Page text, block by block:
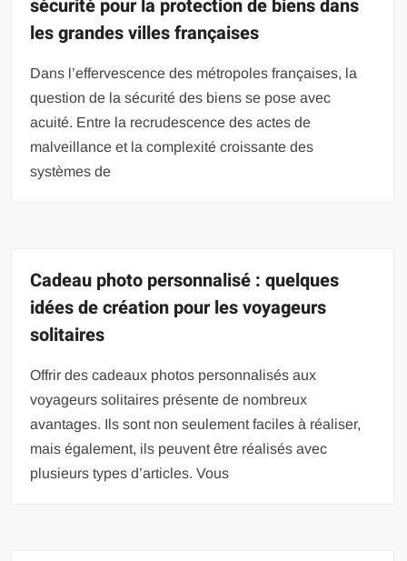
sécurité pour la protection de biens dans
les grandes villes françaises
Dans l’effervescence des métropoles françaises, la
question de la sécurité des biens se pose avec
acuité. Entre la recrudescence des actes de
malveillance et la complexité croissante des
systèmes de
Cadeau photo personnalisé : quelques
idées de création pour les voyageurs
solitaires
Offrir des cadeaux photos personnalisés aux
voyageurs solitaires présente de nombreux
avantages. Ils sont non seulement faciles à réaliser,
mais également, ils peuvent être réalisés avec
plusieurs types d’articles. Vous